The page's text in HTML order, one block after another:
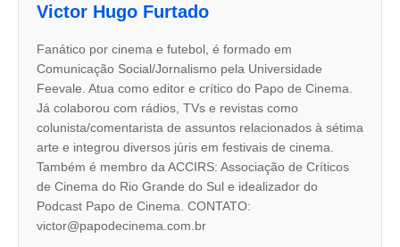
Victor Hugo Furtado
Fanático por cinema e futebol, é formado em
Comunicação Social/Jornalismo pela Universidade
Feevale. Atua como editor e crítico do Papo de Cinema.
Já colaborou com rádios, TVs e revistas como
colunista/comentarista de assuntos relacionados à sétima
arte e integrou diversos júris em festivais de cinema.
Também é membro da ACCIRS: Associação de Críticos
de Cinema do Rio Grande do Sul e idealizador do
Podcast Papo de Cinema. CONTATO:
victor@papodecinema.com.br